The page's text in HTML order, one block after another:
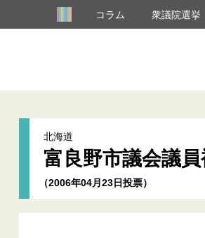
コラム 衆議院選挙
北海道
富良野市議会議
（2006年04月23日投票）